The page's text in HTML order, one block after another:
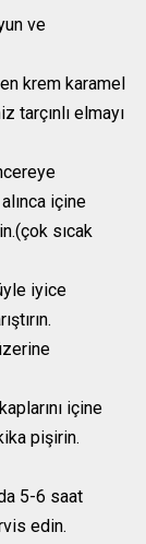
ve
krem karamel
tarçınlı elmayı
içine
sıcak
iyice
içine
pişirin.
5-6 saat
edin.